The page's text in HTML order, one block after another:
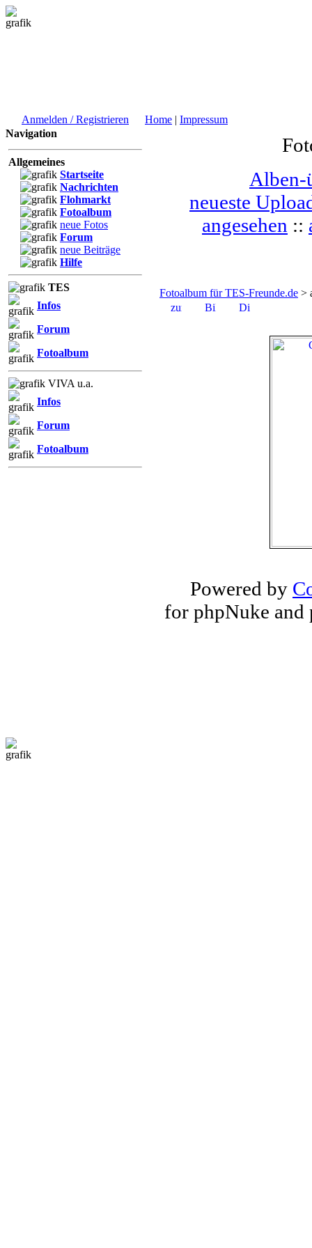
Anmelden / Registrieren Home | Impressum
Navigation
Allgemeines
Startseite
Nachrichten
Flohmarkt
Fotoalbum
neue Fotos
Forum
neue Beiträge
Hilfe
TES
Infos
Forum
Fotoalbum
VIVA u.a.
Infos
Forum
Fotoalbum
Alben-
neueste
angesehen ::
Fotoalbum für TES-Freunde.de >
Powered by
for phpNuke